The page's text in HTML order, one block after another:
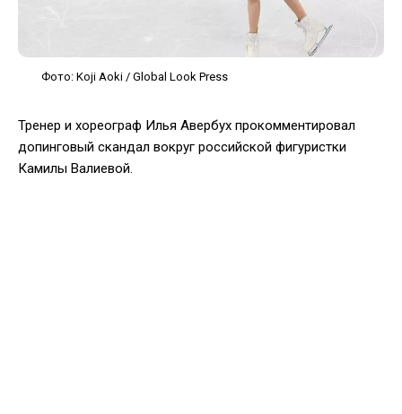
Фото: Koji Aoki / Global Look Press
Тренер и хореограф Илья Авербух прокомментировал
допинговый скандал вокруг российской фигуристки
Камилы Валиевой.